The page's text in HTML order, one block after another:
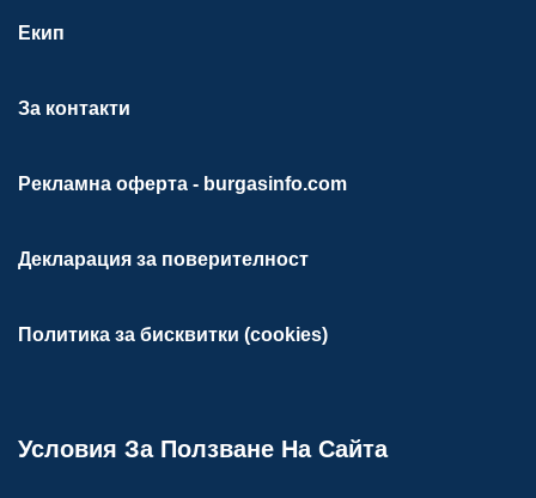
Екип
За контакти
Рекламна оферта - burgasinfo.com
Декларация за поверителност
Политика за бисквитки (cookies)
Условия За Ползване На Сайта